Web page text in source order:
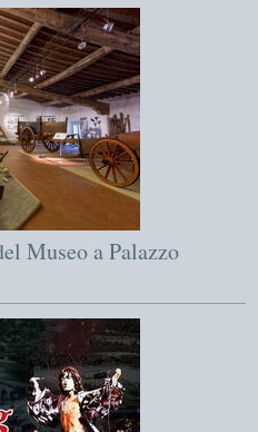
Museo a Palazzo